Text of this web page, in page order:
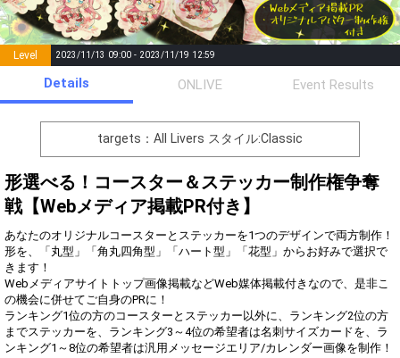
Level 2023/11/13 09:00 - 2023/11/19 12:59
Points List of Goal
number of
positions
Rema
0 Event Begins!
オリジナルアバター制作権獲
得！
Gifting
Throw gifts to the stage and join
the live performance.
First, try throwing free Stars
(once a day)! You can also charge
Show Gold to purchase gifts
(available from 1 JPY)! When you
continue to send gifts to the
performer(s), the performer's
Comments
You can post comments. Please
that may offend performers or
other users.
Details ONLIVE Event Results
targets：All Livers スタイル:Classic
形選べる！コースター＆ステッカー制作権争奪
戦【Webメディア掲載PR付き】
あなたのオリジナルコースターとステッカーを1つのデザインで両方制作！
形を、「丸型」「角丸四角型」「ハート型」「花型」からお好みで選択で
きます！
Webメディアサイトトップ画像掲載などWeb媒体掲載付きなので、是非こ
の機会に併せてご自身のPRに！
ランキング1位の方のコースターとステッカー以外に、ランキング2位の方
までステッカーを、ランキング3～4位の希望者は名刺サイズカードを、ラ
ンキング1～8位の希望者は汎用メッセージエリア/カレンダー画像を制作！